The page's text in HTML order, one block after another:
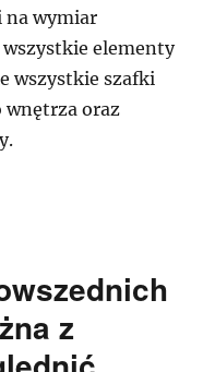
na wymiar
elementy
wszystkie szafki
wnętrza oraz
z